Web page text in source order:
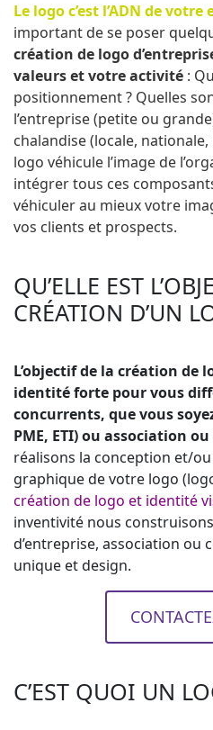
Le logo c’est l’ADN de
important de se poser
création de logo
valeurs et votre activité :
positionnement ? Quelles
l’entreprise (petite ou
chalandise (locale,
logo véhicule l’image de
intégrer tous ces
véhiculer au mieux votre
vos clients et prospects.
QU’ELLE EST
CRÉATION D’UN
L’objectif de la création de
identité forte pour vous
concurrents, que vous
PME, ETI) ou association
réalisons la conception et/
graphique de votre logo
création de logo et identité
inventivité nous
d’entreprise, association ou
unique et design.
C’EST QUOI UN